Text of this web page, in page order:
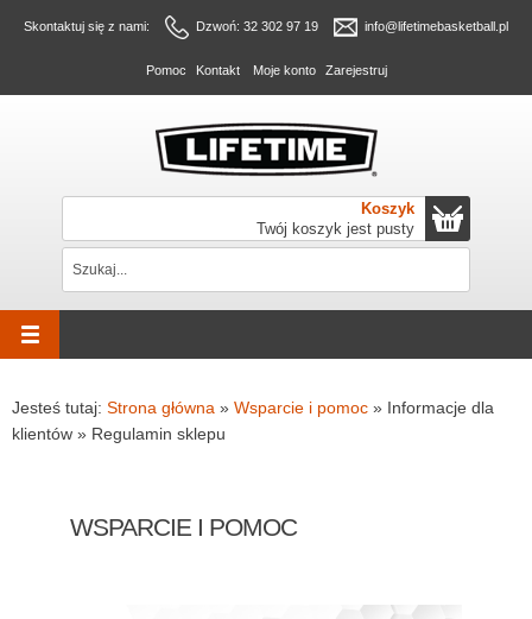
Skontaktuj się z nami: Dzwoń: 32 302 97 19 info@lifetimebasketball.pl
Pomoc Kontakt Moje konto Zarejestruj
Koszyk
Twój koszyk jest pusty
Jesteś tutaj: Strona główna » Wsparcie i pomoc » Informacje dla
klientów » Regulamin sklepu
WSPARCIE I POMOC